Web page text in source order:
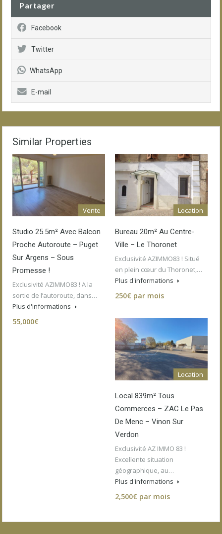
Partager
Facebook
Twitter
WhatsApp
E-mail
Similar Properties
Vente
Studio 25.5m² Avec Balcon
Proche Autoroute – Puget
Sur Argens – Sous
Promesse !
Exclusivité AZIMMO83 ! A la
sortie de l’autoroute, dans…
Plus d'informations
55,000€
Location
Bureau 20m² Au Centre-
Ville – Le Thoronet
Exclusivité AZIMMO83 ! Situé
en plein cœur du Thoronet,…
Plus d'informations
250€ par mois
Location
Local 839m² Tous
Commerces – ZAC Le Pas
De Menc – Vinon Sur
Verdon
Exclusivité AZ IMMO 83 !
Excellente situation
géographique, au…
Plus d'informations
2,500€ par mois